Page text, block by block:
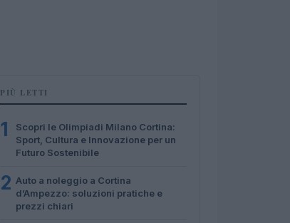
PIÙ LETTI
1
Scopri le Olimpiadi Milano Cortina:
Sport, Cultura e Innovazione per un
Futuro Sostenibile
2 Auto a noleggio a Cortina
d’Ampezzo: soluzioni pratiche e
prezzi chiari